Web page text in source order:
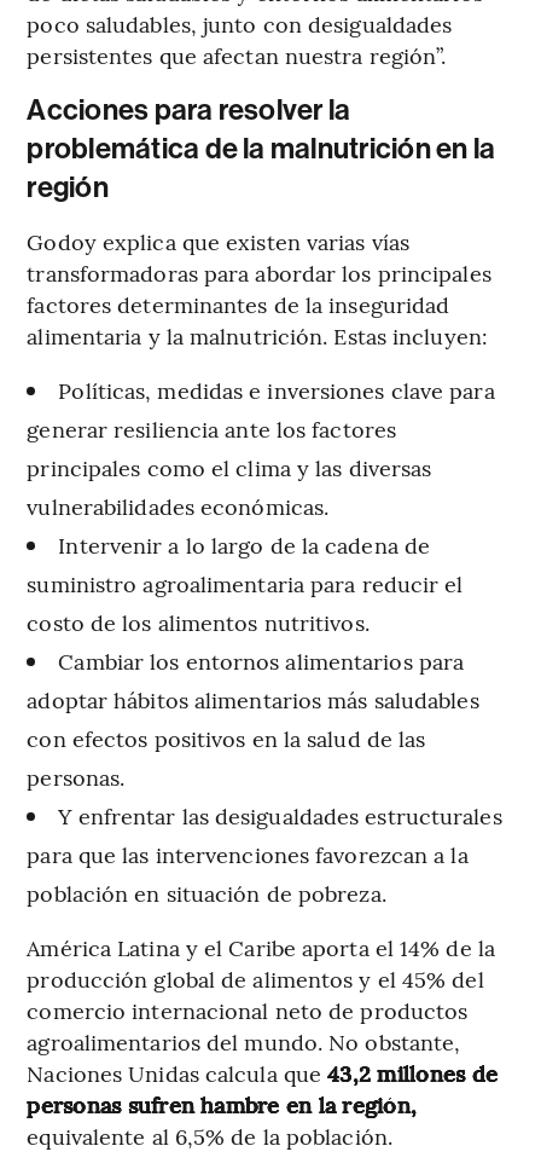
poco saludables, junto con desigualdades
persistentes que afectan nuestra región”.
Acciones para resolver la
problemática de la malnutrición en la
región
Godoy explica que existen varias vías
transformadoras para abordar los principales
factores determinantes de la inseguridad
alimentaria y la malnutrición. Estas incluyen:
Políticas, medidas e inversiones clave para
generar resiliencia ante los factores
principales como el clima y las diversas
vulnerabilidades económicas.
Intervenir a lo largo de la cadena de
suministro agroalimentaria para reducir el
costo de los alimentos nutritivos.
Cambiar los entornos alimentarios para
adoptar hábitos alimentarios más saludables
con efectos positivos en la salud de las
personas.
Y enfrentar las desigualdades estructurales
para que las intervenciones favorezcan a la
población en situación de pobreza.
América Latina y el Caribe aporta el 14% de la
producción global de alimentos y el 45% del
comercio internacional neto de productos
agroalimentarios del mundo. No obstante,
Naciones Unidas calcula que43,2 millones de
personas sufren hambre en la región,
equivalente al 6,5% de la población.